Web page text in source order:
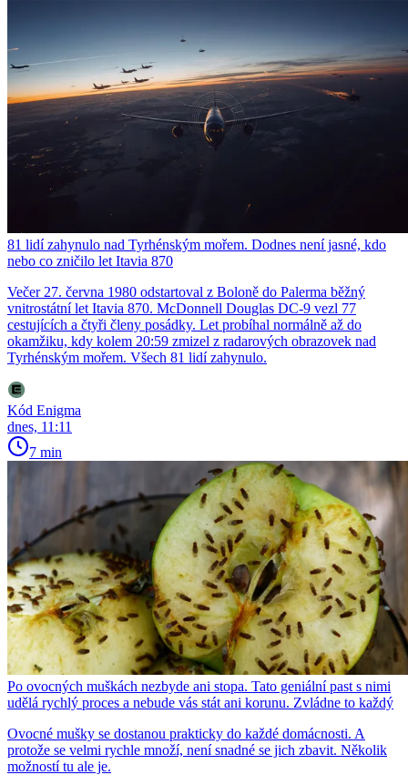
81 lidí zahynulo nad Tyrhénským mořem. Dodnes není jasné, kdo
nebo co zničilo let Itavia 870
Večer 27. června 1980 odstartoval z Boloně do Palerma běžný
vnitrostátní let Itavia 870. McDonnell Douglas DC-9 vezl 77
cestujících a čtyři členy posádky. Let probíhal normálně až do
okamžiku, kdy kolem 20:59 zmizel z radarových obrazovek nad
Tyrhénským mořem. Všech 81 lidí zahynulo.
Kód Enigma
dnes, 11:11
7 min
Po ovocných muškách nezbyde ani stopa. Tato geniální past s nimi
udělá rychlý proces a nebude vás stát ani korunu. Zvládne to každý
Ovocné mušky se dostanou prakticky do každé domácnosti. A
protože se velmi rychle množí, není snadné se jich zbavit. Několik
možností tu ale je.